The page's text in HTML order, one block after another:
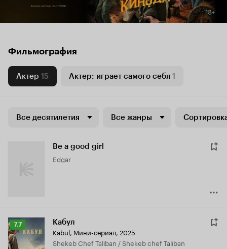
Фильмография
Актер 15 Актер: играет самого себя 1
Все десятилетия Все жанры
Be a good girl
Edgar
Рейтинг
Кинопоиска
7.7
7.7 Кабул
Kabul, Мини-сериал, 2025
Shekeb Chef Taliban / Shekeb chef Taliban